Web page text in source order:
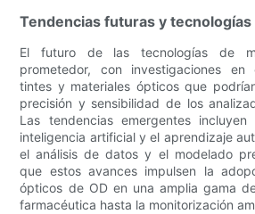
Tendencias futuras y
El futuro de las tecnologías de
prometedor, con investigaciones en
tintes y materiales ópticos que
precisión y sensibilidad de los
Las tendencias emergentes
inteligencia artificial y el aprendizaje
el análisis de datos y el modelado
que estos avances impulsen la
ópticos de OD en una amplia gama
farmacéutica hasta la monitorización